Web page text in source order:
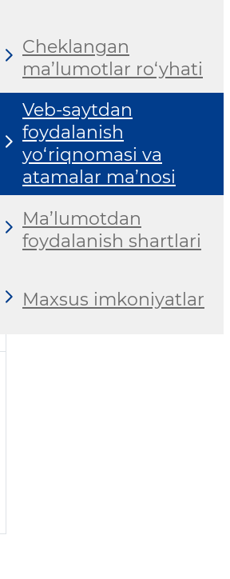
Cheklangan
ma’lumotlar ro‘yhati
Veb-saytdan
foydalanish
yo‘riqnomasi va
atamalar ma’nosi
Ma’lumotdan
foydalanish shartlari
Maxsus imkoniyatlar